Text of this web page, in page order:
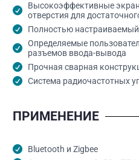
Высокоэффективные
отверстия для
Полностью
Определяемые
разъемов ввода-вывода
Прочная сварная
Система радиочастотных
ПРИМЕНЕНИЕ
Bluetooth и Zigbee